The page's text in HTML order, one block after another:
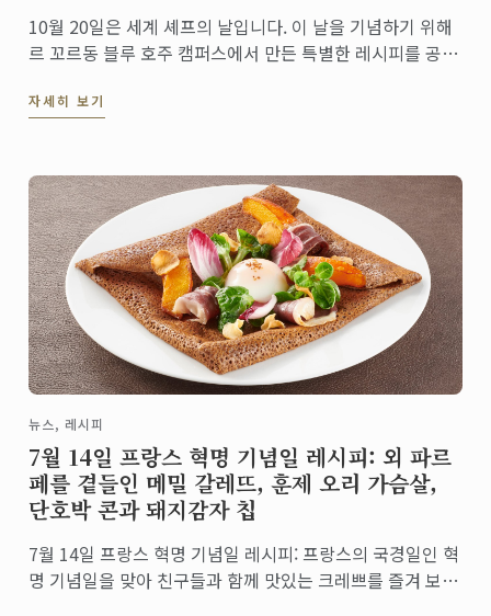
10월 20일은 세계 셰프의 날입니다. 이 날을 기념하기 위해
르 꼬르동 블루 호주 캠퍼스에서 만든 특별한 레시피를 공개
재발견함으로써 우리가 무궁무진한 요리의 세계에서 영양이
자세히 보기
뉴스, 레시피
7월 14일 프랑스 혁명 기념일 레시피: 외 파르
페를 곁들인 메밀 갈레뜨, 훈제 오리 가슴살,
단호박 콘과 돼지감자 칩
7월 14일 프랑스 혁명 기념일 레시피: 프랑스의 국경일인 혁
명 기념일을 맞아 친구들과 함께 맛있는 크레쁘를 즐겨 보세